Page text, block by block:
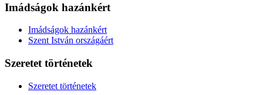
Imádságok hazánkért
Imádságok hazánkért
Szent István országáért
Szeretet történetek
Szeretet történetek